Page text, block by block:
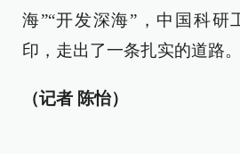
海”“开发深海”，中国科研
印，走出了一条扎实的道路。
（记者 陈怡）